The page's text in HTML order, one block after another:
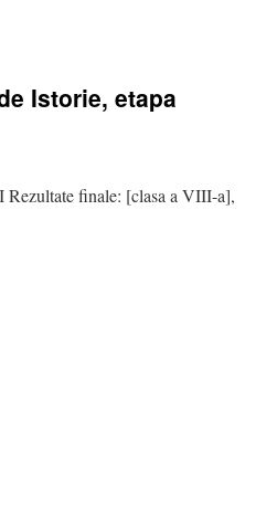
Istorie, etapa
Rezultate finale: [clasa a VIII-a],